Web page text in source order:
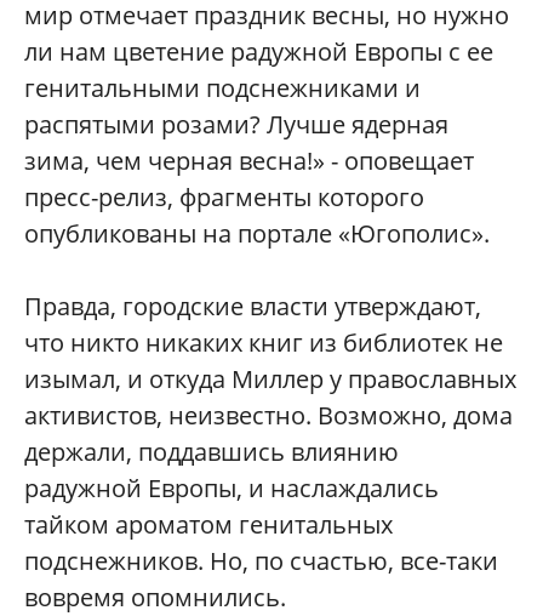
мир отмечает праздник весны, но нужно
ли нам цветение радужной Европы с ее
генитальными подснежниками и
распятыми розами? Лучше ядерная
зима, чем черная весна!» - оповещает
пресс-релиз, фрагменты которого
опубликованы на портале «Югополис».
Правда, городские власти утверждают,
что никто никаких книг из библиотек не
изымал, и откуда Миллер у православных
активистов, неизвестно. Возможно, дома
держали, поддавшись влиянию
радужной Европы, и наслаждались
тайком ароматом генитальных
подснежников. Но, по счастью, все-таки
вовремя опомнились.